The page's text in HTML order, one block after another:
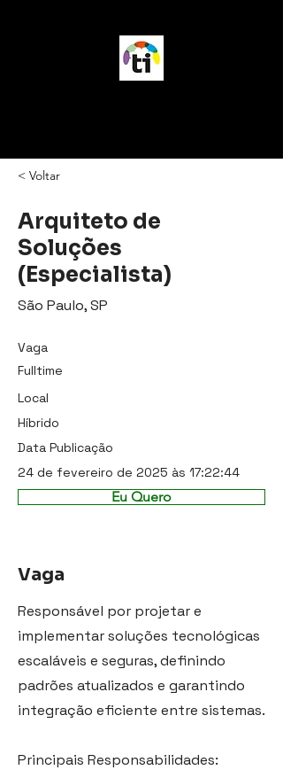
< Voltar
Arquiteto de
Soluções
(Especialista)
São Paulo, SP
Vaga
Fulltime
Local
Híbrido
Data Publicação
24 de fevereiro de 2025 às 17:22:44
Eu Quero
Vaga
Responsável por projetar e
implementar soluções tecnológicas
escaláveis ​​e seguras, definindo
padrões atualizados e garantindo
integração eficiente entre sistemas.
Principais Responsabilidades: